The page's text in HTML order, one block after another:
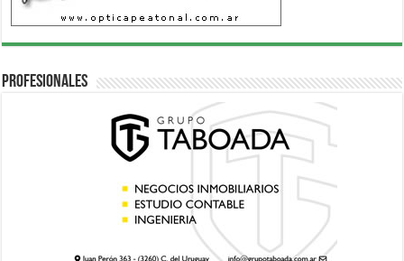
Profesionales